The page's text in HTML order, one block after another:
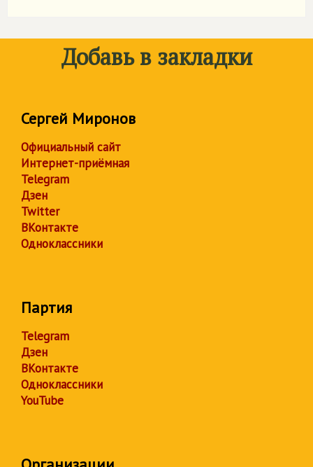
Добавь в закладки
Сергей Миронов
Официальный сайт
Интернет-приёмная
Telegram
Дзен
Twitter
ВКонтакте
Одноклассники
Партия
Telegram
Дзен
ВКонтакте
Одноклассники
YouTube